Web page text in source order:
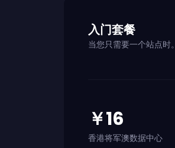
入门套餐
当您只需要一个站点时。
￥16
香港将军澳数据中心